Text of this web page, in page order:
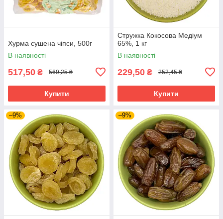
Хурма сушена чіпси, 500г
В наявності
517,50 ₴ 569,25 ₴
Купити
Стружка Кокосова Медіум
65%, 1 кг
В наявності
229,50 ₴ 252,45 ₴
Купити
–9% –9%